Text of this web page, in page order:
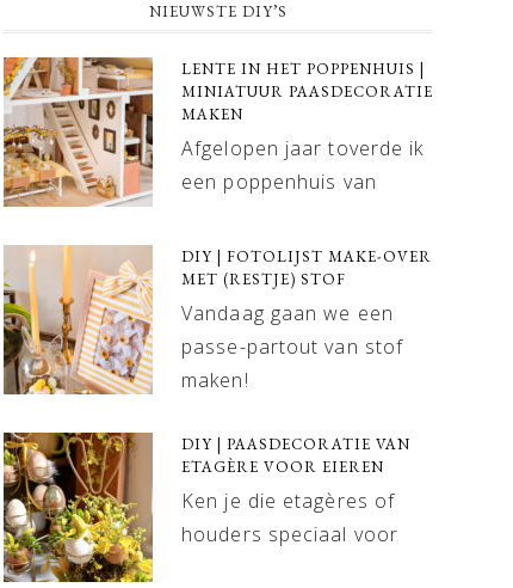
NIEUWSTE DIY’S
LENTE IN HET POPPENHUIS |
MINIATUUR PAASDECORATIE
MAKEN
Afgelopen jaar toverde ik
een poppenhuis van
DIY | FOTOLIJST MAKE-OVER
MET (RESTJE) STOF
Vandaag gaan we een
passe-partout van stof
maken!
DIY | PAASDECORATIE VAN
ETAGÈRE VOOR EIEREN
Ken je die etagères of
houders speciaal voor